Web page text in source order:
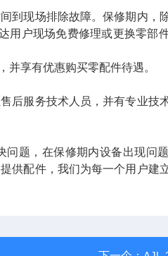
到现场排除故障。保修期内，
户现场免费修理或更换零部
享有优惠购买零配件待遇。
后服务技术人员，并有专业技
题，在保修期内设备出现问
供配件，我们为每一个用户建